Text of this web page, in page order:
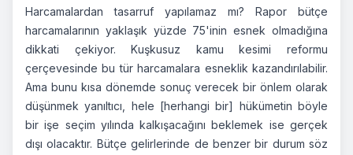
Harcamalardan tasarruf yapılamaz mı? Rapor bütçe
harcamalarının yaklaşık yüzde 75'inin esnek olmadığına
dikkati çekiyor. Kuşkusuz kamu kesimi reformu
çerçevesinde bu tür harcamalara esneklik kazandırılabilir.
Ama bunu kısa dönemde sonuç verecek bir önlem olarak
düşünmek yanıltıcı, hele [herhangi bir] hükümetin böyle
bir işe seçim yılında kalkışacağını beklemek ise gerçek
dışı olacaktır. Bütçe gelirlerinde de benzer bir durum söz